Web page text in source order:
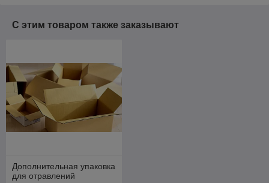
С этим товаром также заказывают
Дополнительная упаковка
для отравлений